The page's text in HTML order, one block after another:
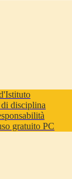
disciplina
gratuito PC